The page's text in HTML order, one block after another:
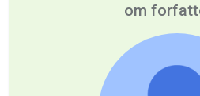
om